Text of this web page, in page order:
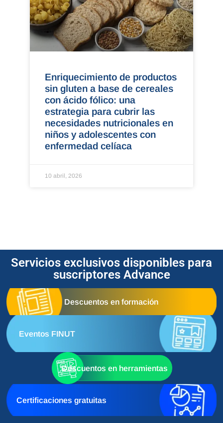
Enriquecimiento de productos
sin gluten a base de cereales
con ácido fólico: una
estrategia para cubrir las
necesidades nutricionales en
niños y adolescentes con
enfermedad celíaca
10 abril, 2026
Servicios exclusivos disponibles para
suscriptores Advance
Descuentos en formación
Eventos FINUT
Descuentos en herramientas
Certificaciones gratuitas